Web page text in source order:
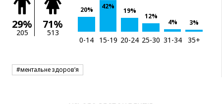
29%
205
71%
513
20% 42%
19%
12%
4% 3%
0-14 15-19 20-24 25-30 31-34 35+
#ментальне здоров’я